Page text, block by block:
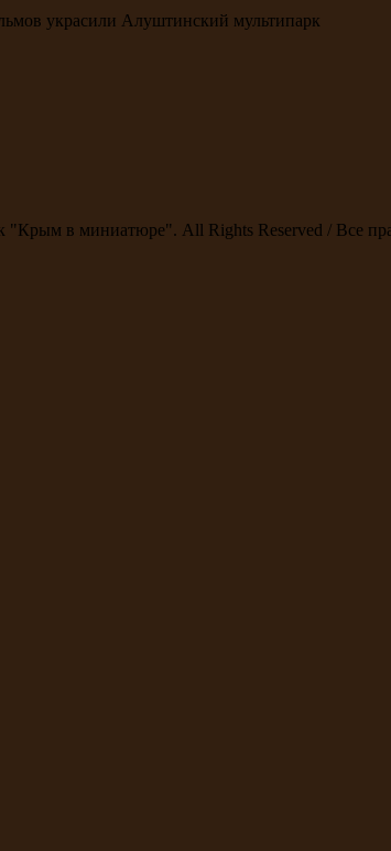
украсили Алуштинский мультипарк
"Крым в миниатюре". All Rights Reserved / Все